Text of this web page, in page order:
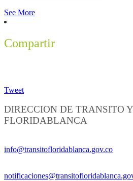
See More
Compartir
Tweet
DIRECCION DE TRANSITO
FLORIDABLANCA
info@transitofloridablanca.gov.co